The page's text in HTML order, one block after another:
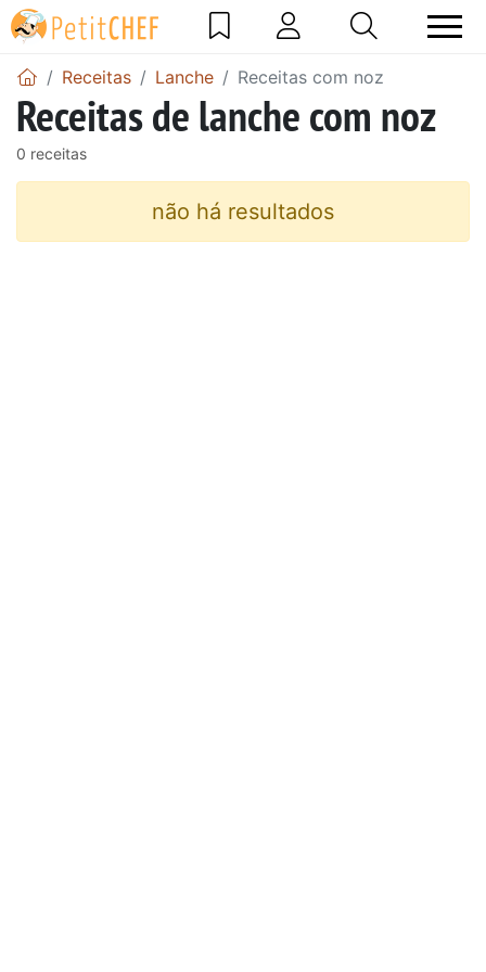
Receitas Lanche Receitas com noz
Receitas de lanche com noz
0 receitas
não há resultados